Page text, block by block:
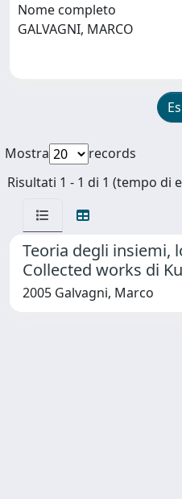
Nome completo
GALVAGNI, MARCO
Mostra
records
Risultati 1 - 1 di 1 (tempo di
Teoria degli insiemi,
Collected works di
2005 Galvagni, Marco